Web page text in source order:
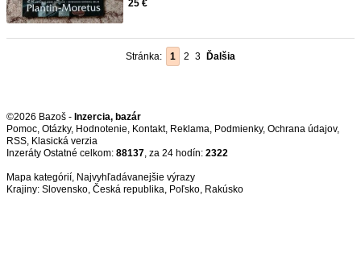
25 €
Stránka: 1 2 3 Ďalšia
©2026 Bazoš - Inzercia, bazár
Pomoc, Otázky, Hodnotenie, Kontakt, Reklama, Podmienky, Ochrana údajov,
RSS,
Inzeráty Ostatné celkom: 88137, za 24 hodín: 2322
Mapa kategórií, Najvyhľadávanejšie výrazy
Krajiny: Slovensko, Česká republika, Poľsko, Rakúsko